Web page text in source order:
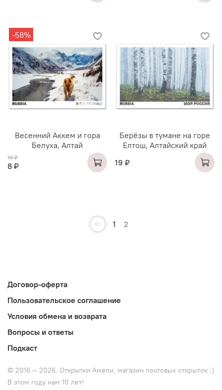
-58%
Весенний Аккем и гора
Белуха, Алтай
19 ₽
8 ₽
Берёзы в тумане на горе
Елтош, Алтайский край
19 ₽
1 2
Договор-оферта
Пользовательское соглашение
Условия обмена и возврата
Вопросы и ответы
Подкаст
© 2016 — 2026. Открытки Амели, магазин почтовых открыток :)
В этом году нам 10 лет!